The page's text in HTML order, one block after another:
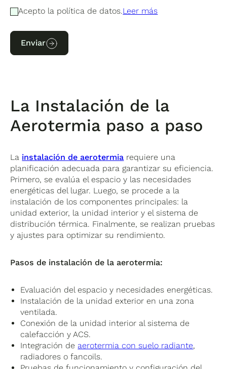
Acepto la política de datos.Leer más
Enviar
La Instalación de la
Aerotermia paso a paso
La instalación de aerotermia requiere una
planificación adecuada para garantizar su eficiencia.
Primero, se evalúa el espacio y las necesidades
energéticas del lugar. Luego, se procede a la
instalación de los componentes principales: la
unidad exterior, la unidad interior y el sistema de
distribución térmica. Finalmente, se realizan pruebas
y ajustes para optimizar su rendimiento.
Pasos de instalación de la aerotermia:
Evaluación del espacio y necesidades energéticas.
Instalación de la unidad exterior en una zona
ventilada.
Conexión de la unidad interior al sistema de
calefacción y ACS.
Integración de aerotermia con suelo radiante,
radiadores o fancoils.